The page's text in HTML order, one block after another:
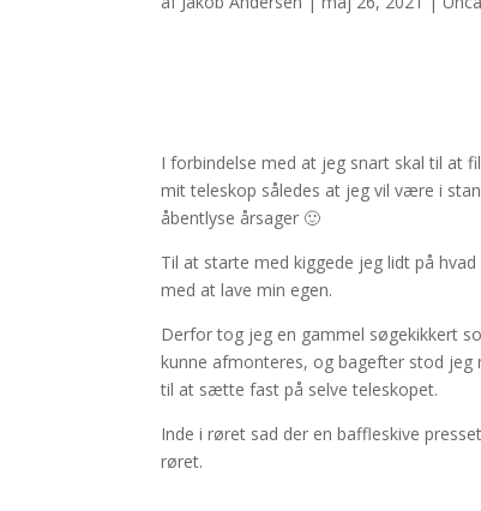
I forbindelse med at jeg snart skal til at
mit teleskop således at jeg vil være i
åbentlyse årsager 🙂
Til at starte med kiggede jeg lidt på
med at lave min egen.
Derfor tog jeg en gammel søgekikkert
kunne afmonteres, og bagefter stod jeg
til at sætte fast på selve teleskopet.
Inde i røret sad der en baffleskive
røret.